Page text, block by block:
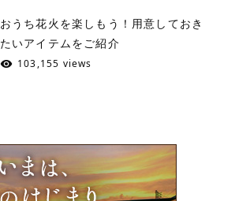
おうち花火を楽しもう！用意しておき
たいアイテムをご紹介
103,155 views